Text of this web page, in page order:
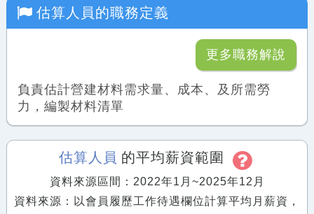
估算人員 的職務定義
更多職務解說
負責估計營建材料需求量、成本、及所需勞
力，編製材料清單
估算人員 的平均薪資範圍
資料來源區間：2022年1月~2025年12月
資料來源：以會員履歷工作待遇欄位計算平均月薪資，